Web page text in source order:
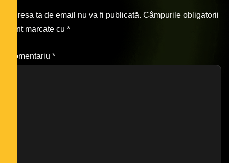
Adresa ta de email nu va fi publicată. Câmpurile obligatorii
sunt marcate cu *
Comentariu *